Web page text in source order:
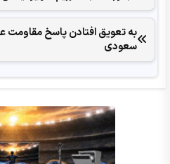
به تعویق افتادن پاسخ مقاومت
سعودی